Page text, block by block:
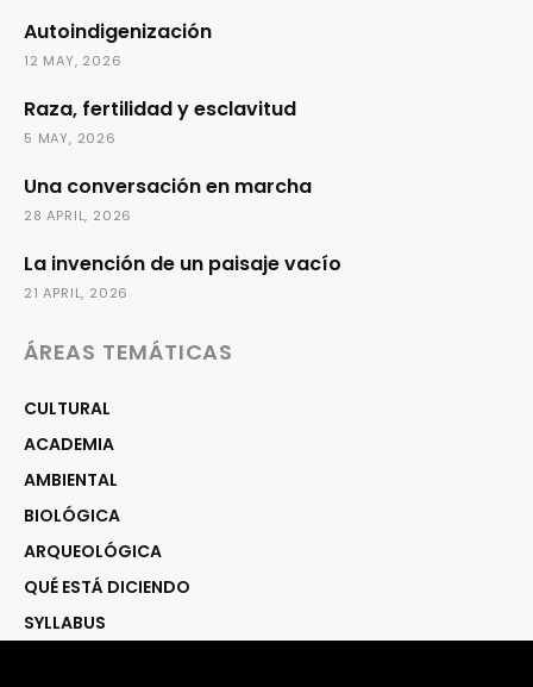
Autoindigenización
12 MAY, 2026
Raza, fertilidad y esclavitud
5 MAY, 2026
Una conversación en marcha
28 APRIL, 2026
La invención de un paisaje vacío
21 APRIL, 2026
ÁREAS TEMÁTICAS
CULTURAL
ACADEMIA
AMBIENTAL
BIOLÓGICA
ARQUEOLÓGICA
QUÉ ESTÁ DICIENDO
SYLLABUS